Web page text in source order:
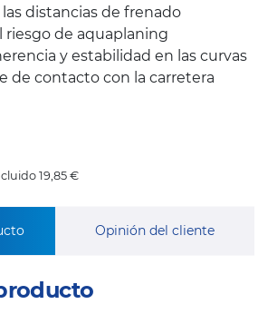
distancias de frenado
riesgo de aquaplaning
y estabilidad en las curvas
de contacto con la carretera
19,85 €
Opinión del cliente